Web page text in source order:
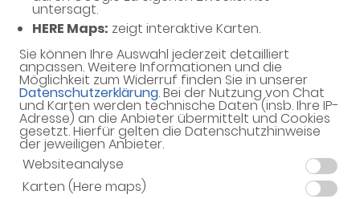
untersagt.
HERE Maps: zeigt interaktive Karten.
Sie können Ihre Auswahl jederzeit detailliert
anpassen. Weitere Informationen und die
Möglichkeit zum Widerruf finden Sie in unserer
Datenschutzerklärung. Bei der Nutzung von Chat
und Karten werden technische Daten (insb. Ihre IP-
Adresse) an die Anbieter übermittelt und Cookies
gesetzt. Hierfür gelten die Datenschutzhinweise
der jeweiligen Anbieter.
Websiteanalyse
Karten (Here maps)
Willkommen in Ihrer Apotheke
Ihre Gesundheitsberatung vor Ort
Adresse
Werner-Hilpert-Str. 14
63128 Dietzenbach